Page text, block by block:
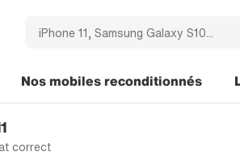
Nos mobiles reconditionnés
correct